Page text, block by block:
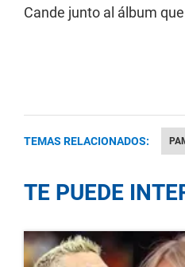
Cande junto al álbum
TEMAS RELACIONADOS:
TE PUEDE